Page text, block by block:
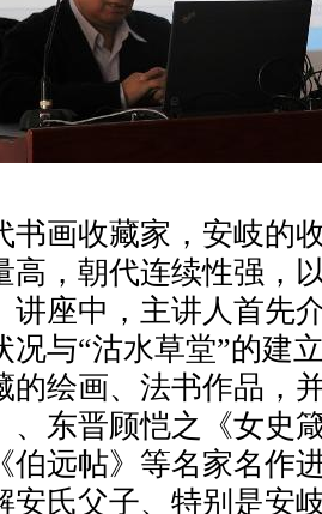
收藏家，安岐的收
高，朝代连续性强，
讲座中，主讲人首先
况与“沽水草堂”的建
的绘画、法书作品，
、东晋顾恺之《女史
伯远帖》等名家名作
安氏父子、特别是安